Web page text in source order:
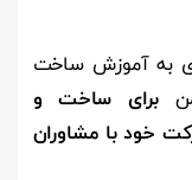
به آموزش ساخت
برای ساخت و
خود با مشاوران